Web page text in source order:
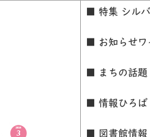
■ 特集 シル
■ お知らせ
■ まちの話
■ 情報ひろば
■ 図書館情報